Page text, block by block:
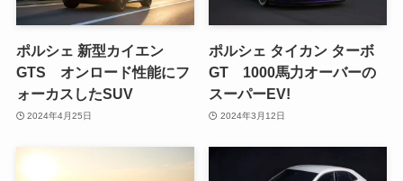
ポルシェ 新型カイエン
GTS オンロード性能にフ
ォーカスしたSUV
2024年4月25日
ポルシェ タイカン ターボ
GT 1000馬力オーバーの
スーパーEV!
2024年3月12日